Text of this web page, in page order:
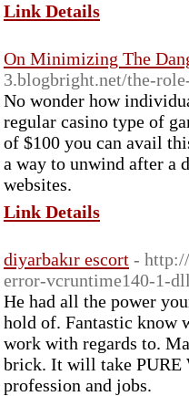
Link Details
On Minimizing The
3.blogbright.net/the-
No wonder how
regular casino type of
of $100 you can avail
a way to unwind after a
websites.
Link Details
diyarbakır escort -
error-vcruntime140-1-
He had all the power
hold of. Fantastic know
work with regards to.
brick. It will take PURE
profession and jobs.